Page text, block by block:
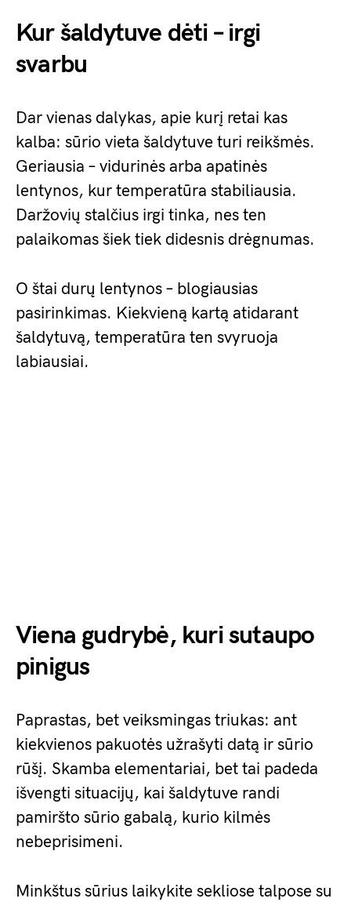
Kur šaldytuve dėti – irgi
svarbu
Dar vienas dalykas, apie kurį retai kas
kalba: sūrio vieta šaldytuve turi reikšmės.
Geriausia – vidurinės arba apatinės
lentynos, kur temperatūra stabiliausia.
Daržovių stalčius irgi tinka, nes ten
palaikomas šiek tiek didesnis drėgnumas.
O štai durų lentynos – blogiausias
pasirinkimas. Kiekvieną kartą atidarant
šaldytuvą, temperatūra ten svyruoja
labiausiai.
Viena gudrybė, kuri sutaupo
pinigus
Paprastas, bet veiksmingas triukas: ant
kiekvienos pakuotės užrašyti datą ir sūrio
rūšį. Skamba elementariai, bet tai padeda
išvengti situacijų, kai šaldytuve randi
pamiršto sūrio gabalą, kurio kilmės
nebeprisimeni.
Minkštus sūrius laikykite sekliose talpose su